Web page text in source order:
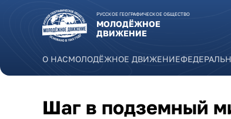
РУССКОЕ ГЕОГРАФИЧЕСКОЕ ОБЩЕСТВО
МОЛОДЁЖНОЕ
ДВИЖЕНИЕ
О НАСМОЛОДЁЖНОЕ ДВИЖЕНИЕ
Шаг в подземный